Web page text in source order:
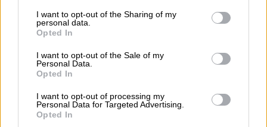
not limited to your visit or usage behaviour. You may click to
grant or deny consent to Google and its third-party tags to
use your data for below specified purposes in below Google
consent section.
I want to opt-out of the Sharing of my
personal data.
Opted In
I want to opt-out of the Sale of my
Personal Data.
Opted In
I want to opt-out of processing my
Personal Data for Targeted Advertising.
Opted In
επιβλήθηκε ήταν δικαιοσύνη για μένα και για
αυτό που συνέβη. Αυτός μπορεί ακόμα να ζει
τη ζωή του κανονικά και να κάνει ό,τι θέλει.
Αυτόδεν αποτελεί αποτρεπτικό παράγοντα
για άλλους. Τα αγόρια
μπορούν να κάνουν ό,τι θέλουν
, οπότε
κάνουν κακές επιλογές και προβαίνουν σε